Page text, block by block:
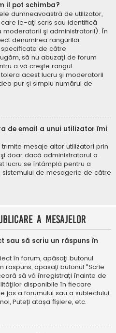
il pot schimba?
dumneavoastră de utilizator,
le-aţi scris sau identifică
şi administratorii). În
denumirea rangurilor
de către
să nu abuzaţi de forum
a vă creşte rangul.
acest lucru şi moderatorii
pur şi simplu numărul de
de email a unui utilizator îmi
mesaje altor utilizatori prin
doar dacă administratorul a
lucru se întâmplă pentru a
de mesagerie de către
a mesajelor
sau să scriu un răspuns în
în forum, apăsaţi butonul
răspuns, apăsați butonul "Scrie
să vă înregistraţi înainte de
disponibile în fiecare
jos a forumului sau a subiectului.
Puteți atașa fișiere, etc.